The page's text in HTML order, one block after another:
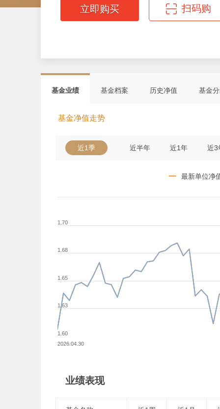
立即购买 扫码购
基金业绩 基金档案 历史净值 基金
基金净值走势
近1季 近半年 近1年 近3
一 最新单位净
2026.04.30
1.60
1.63
1.65
1.68
1.70
业绩表现